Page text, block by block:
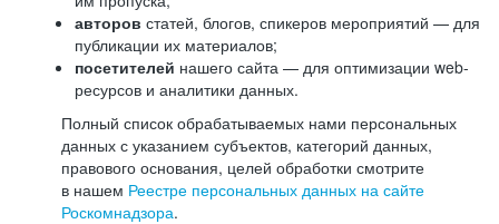
авторов статей, блогов, спикеров мероприятий — для
публикации их материалов;
посетителей нашего сайта — для оптимизации web-
ресурсов и аналитики данных.
Полный список обрабатываемых нами персональных
данных с указанием субъектов, категорий данных,
правового основания, целей обработки смотрите
в нашем Реестре персональных данных на сайте
Роскомнадзора.